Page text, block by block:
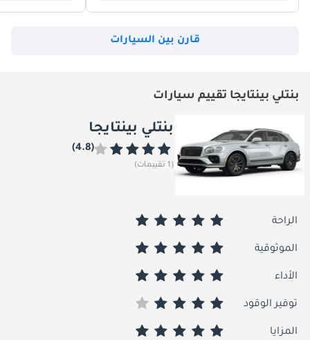
قارن بين السيارات
بنتلي بينتايجا تقييم سيارات
بنتلي بينتايجا
(4.8)
(1 تقييمات)
الراحة
الموثوقية
الأداء
توفير الوقود
المزايا